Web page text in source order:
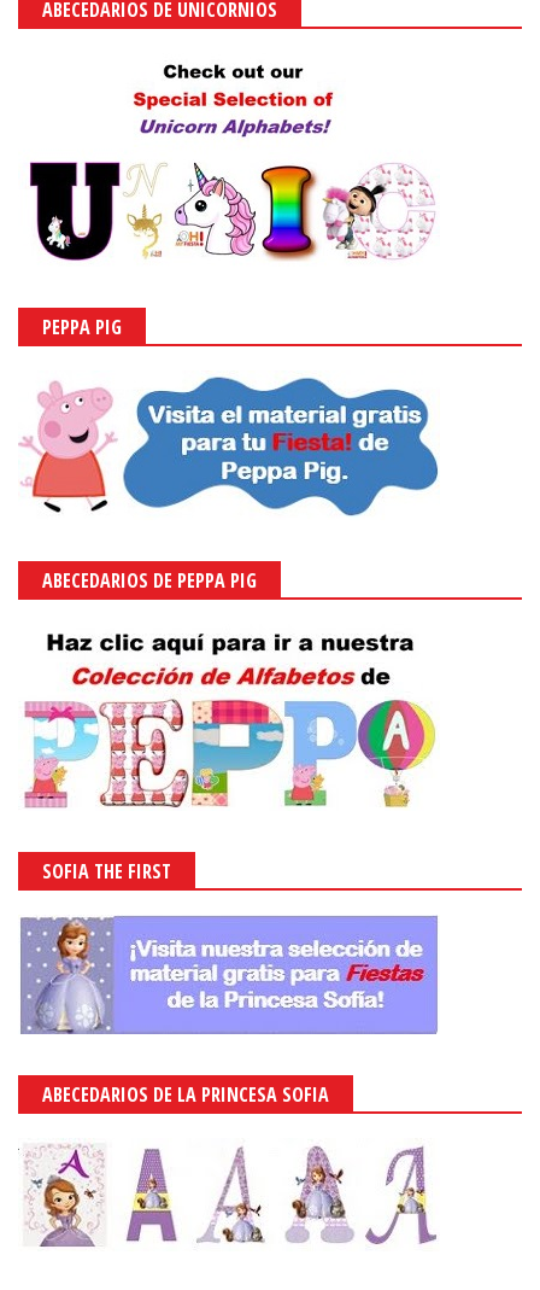
ABECEDARIOS DE UNICORNIOS
PEPPA PIG
ABECEDARIOS DE PEPPA PIG
SOFIA THE FIRST
ABECEDARIOS DE LA PRINCESA SOFIA